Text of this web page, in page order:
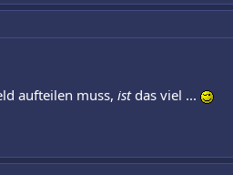
aufteilen muss, istdas viel ...